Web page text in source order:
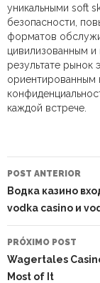
уникальными soft
безопасности,
форматов
цивилизованным и
результате рынок
ориентированным
каждой встрече.
NAVEGAÇÃO
DO
POST
POST ANTERIOR
Водка казино
vodka casino и
PRÓXIMO POST
Wagertales
Most of It